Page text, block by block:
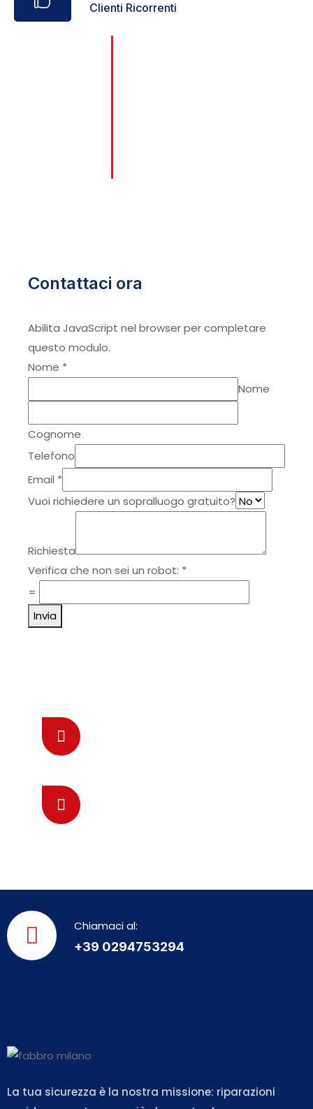
Clienti Ricorrenti
Contattaci ora
Abilita JavaScript nel browser per completare
questo modulo.
Nome *
Nome
Cognome
Telefono
Email *
Vuoi richiedere un sopralluogo gratuito?
Richiesta
Verifica che non sei un robot: *
=
Invia
Chiamaci al:
+39 0294753294
La tua sicurezza è la nostra missione: riparazioni